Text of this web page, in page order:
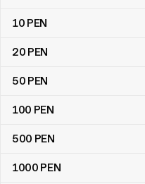
10 PEN
20 PEN
50 PEN
100 PEN
500 PEN
1000 PEN